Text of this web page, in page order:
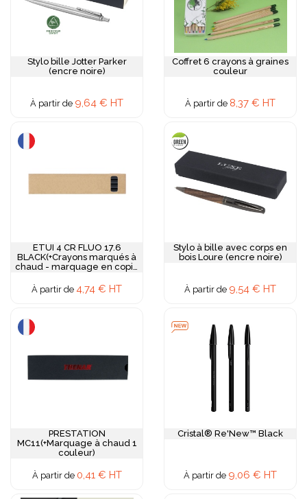
Stylo bille Jotter Parker
(encre noire)
À partir de 9,64 € HT
Coffret 6 crayons à graines
couleur
À partir de 8,37 € HT
ETUI 4 CR FLUO 17.6
BLACK(+Crayons marqués à
chaud - marquage en copie
l'etui)
À partir de 4,74 € HT
Stylo à bille avec corps en
bois Loure (encre noire)
À partir de 9,54 € HT
PRESTATION
MC11(+Marquage à chaud 1
couleur)
À partir de 0,41 € HT
Cristal® Re'New™ Black
À partir de 9,06 € HT